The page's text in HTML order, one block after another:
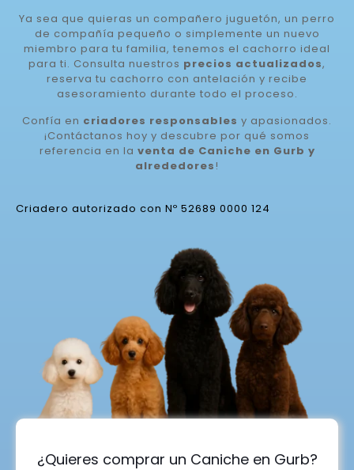
Ya sea que quieras un compañero juguetón, un perro
de compañía pequeño o simplemente un nuevo
miembro para tu familia, tenemos el cachorro ideal
para ti. Consulta nuestros precios actualizados,
reserva tu cachorro con antelación y recibe
asesoramiento durante todo el proceso.
Confía en criadores responsables y apasionados.
¡Contáctanos hoy y descubre por qué somos
referencia en la venta de Caniche en Gurb y
alrededores!
Criadero autorizado con Nº 52689 0000 124
¿Quieres comprar un Caniche en Gurb?